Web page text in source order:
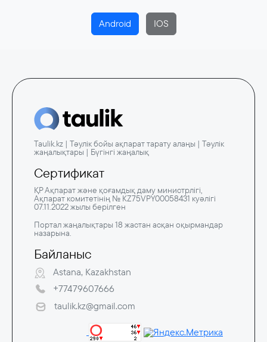
Android IOS
Taulik.kz | Тәулік бойы ақпарат тарату алаңы | Тәулік
жаңалықтары | Бүгінгі жаңалық
Сертификат
ҚР Ақпарат және қоғамдық даму министрлігі,
Ақпарат комитетінің № KZ75VPY00058431 куәлігі
07.11.2022 жылы берілген
Портал жаңалықтары 18 жастан асқан оқырмандар
назарына.
Байланыс
Astana, Kazakhstan
+77479607666
taulik.kz@gmail.com